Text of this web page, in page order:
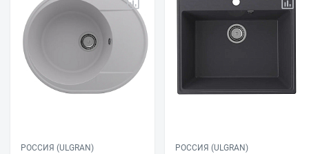
РОССИЯ (ULGRAN) РОССИЯ (ULGRAN)